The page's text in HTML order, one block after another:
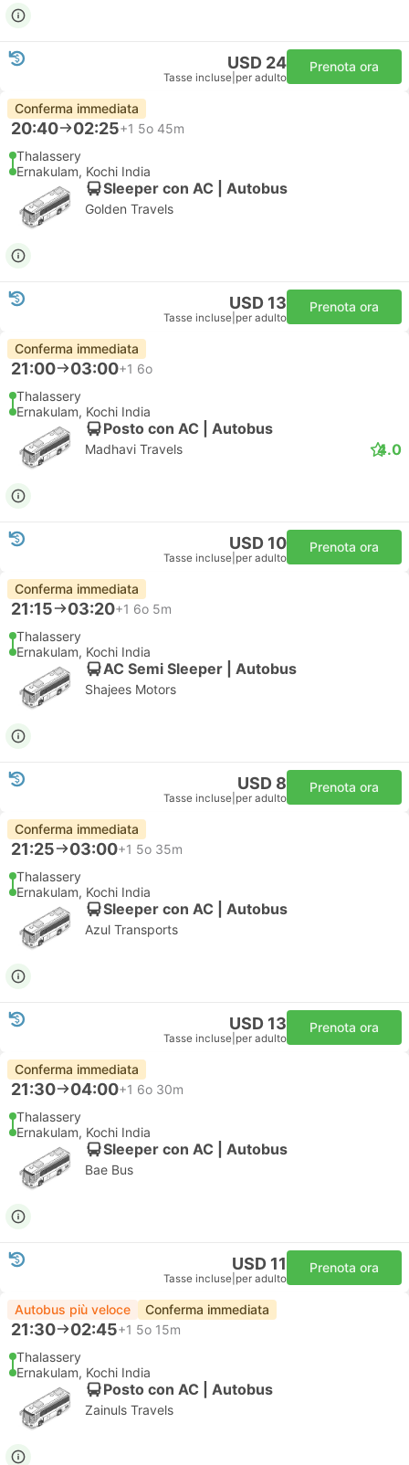
USD 24
Tasse incluse per adulto
Prenota ora
Conferma immediata
20:40 02:25+1 5o 45m
Thalassery
Ernakulam, Kochi India
Sleeper con AC | Autobus
Golden Travels
USD 13
Tasse incluse per adulto
Prenota ora
Conferma immediata
21:00 03:00+1 6o
Thalassery
Ernakulam, Kochi India
Posto con AC | Autobus
Madhavi Travels 4.0
USD 10
Tasse incluse per adulto
Prenota ora
Conferma immediata
21:15 03:20+1 6o 5m
Thalassery
Ernakulam, Kochi India
AC Semi Sleeper | Autobus
Shajees Motors
USD 8
Tasse incluse per adulto
Prenota ora
Conferma immediata
21:25 03:00+1 5o 35m
Thalassery
Ernakulam, Kochi India
Sleeper con AC | Autobus
Azul Transports
USD 13
Tasse incluse per adulto
Prenota ora
Conferma immediata
21:30 04:00+1 6o 30m
Thalassery
Ernakulam, Kochi India
Sleeper con AC | Autobus
Bae Bus
USD 11
Tasse incluse per adulto
Prenota ora
Autobus più veloce Conferma immediata
21:30 02:45+1 5o 15m
Thalassery
Ernakulam, Kochi India
Posto con AC | Autobus
Zainuls Travels